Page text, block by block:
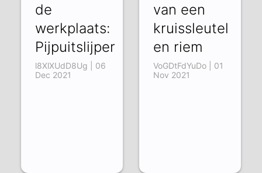
de
werkplaats:
Pijpuitslijper
l8XlXUdD8Ug | 06
Dec 2021
van een
kruissleutel
en riem
VoGDtFdYuDo | 01
Nov 2021